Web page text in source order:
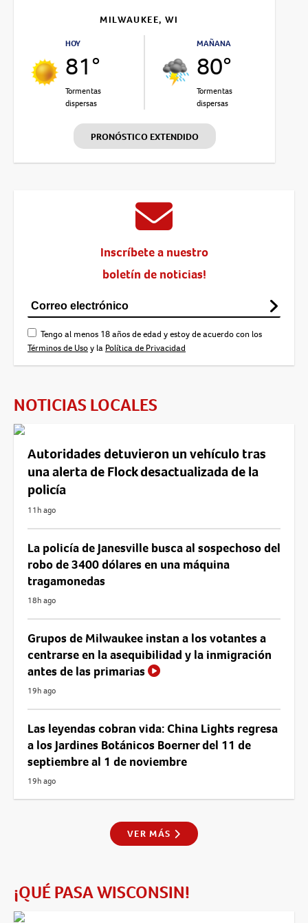
MILWAUKEE, WI
HOY
81°
Tormentas
dispersas
MAÑANA
80°
Tormentas
dispersas
PRONÓSTICO EXTENDIDO
Inscríbete a nuestro
boletín de noticias!
Tengo al menos 18 años de edad y estoy de acuerdo con los
Términos de Usoy la Política de Privacidad
NOTICIAS LOCALES
Autoridades detuvieron un vehículo tras
una alerta de Flock desactualizada de la
policía
11h ago
La policía de Janesville busca al sospechoso del
robo de 3400 dólares en una máquina
tragamonedas
18h ago
Grupos de Milwaukee instan a los votantes a
centrarse en la asequibilidad y la inmigración
antes de las primarias
19h ago
Las leyendas cobran vida: China Lights regresa
a los Jardines Botánicos Boerner del 11 de
septiembre al 1 de noviembre
19h ago
VER MÁS
¡QUÉ PASA WISCONSIN!